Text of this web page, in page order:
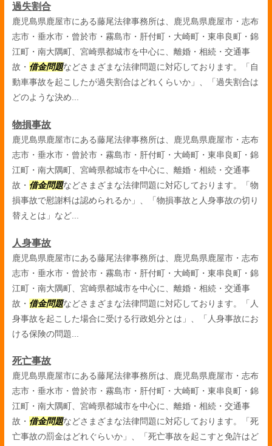
過失割合
鹿児島県鹿屋市にある藤尾法律事務所は、鹿児島県鹿屋市・志布
志市・垂水市・曾於市・霧島市・肝付町・大崎町・東串良町・錦
江町・南大隅町、宮崎県都城市を中心に、離婚・相続・交通事
故・ 借金問題などさまざまな法律問題に対応しております。「自
動車事故を起こしたが過失割合はどれくらいか」、「過失割合は
どのような決め...
物損事故
鹿児島県鹿屋市にある藤尾法律事務所は、鹿児島県鹿屋市・志布
志市・垂水市・曾於市・霧島市・肝付町・大崎町・東串良町・錦
江町・南大隅町、宮崎県都城市を中心に、離婚・相続・交通事
故・ 借金問題などさまざまな法律問題に対応しております。「物
損事故で慰謝料は認められるか」、「物損事故と人身事故の切り
替えとは」など...
人身事故
鹿児島県鹿屋市にある藤尾法律事務所は、鹿児島県鹿屋市・志布
志市・垂水市・曾於市・霧島市・肝付町・大崎町・東串良町・錦
江町・南大隅町、宮崎県都城市を中心に、離婚・相続・交通事
故・ 借金問題などさまざまな法律問題に対応しております。「人
身事故を起こした場合に受ける行政処分とは」、「人身事故にお
ける保険の問題...
死亡事故
鹿児島県鹿屋市にある藤尾法律事務所は、鹿児島県鹿屋市・志布
志市・垂水市・曾於市・霧島市・肝付町・大崎町・東串良町・錦
江町・南大隅町、宮崎県都城市を中心に、離婚・相続・交通事
故・ 借金問題などさまざまな法律問題に対応しております。「死
亡事故の罰金はどれぐらいか」、「死亡事故を起こすと免許はど